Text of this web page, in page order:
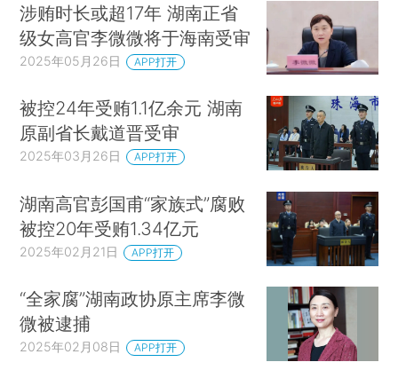
涉贿时长或超17年 湖南正省
级女高官李微微将于海南受审
2025年05月26日 APP打开
被控24年受贿1.1亿余元 湖南
原副省长戴道晋受审
2025年03月26日 APP打开
湖南高官彭国甫“家族式”腐败
被控20年受贿1.34亿元
2025年02月21日 APP打开
“全家腐”湖南政协原主席李微
微被逮捕
2025年02月08日 APP打开